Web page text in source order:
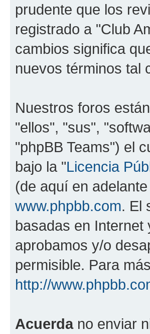
prudente que los
registrado a "Club
cambios significa
nuevos términos tal
Nuestros foros
"ellos", "sus",
"phpBB Teams") el
bajo la "Licencia
(de aquí en
www.phpbb.com. El
basadas en Internet
aprobamos y/o
permisible. Para
http://
Acuerdano enviar